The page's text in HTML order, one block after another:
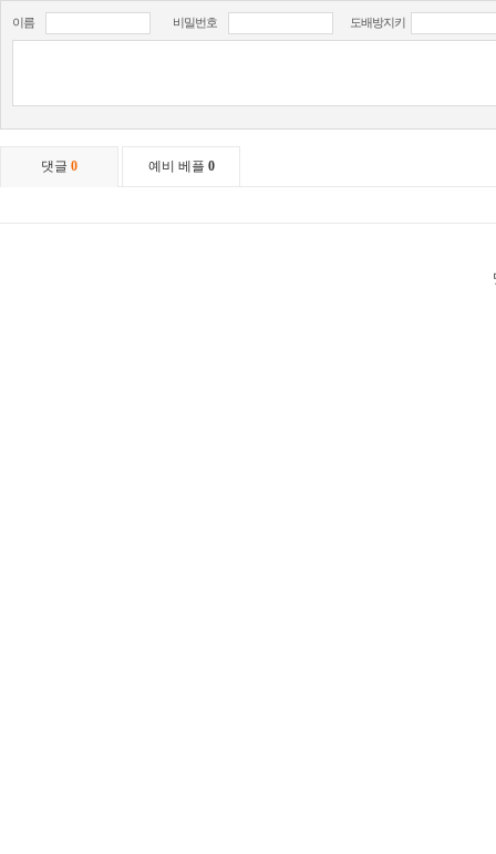
이름 비밀번호 도배방지키
댓글 0 예비 베플 0